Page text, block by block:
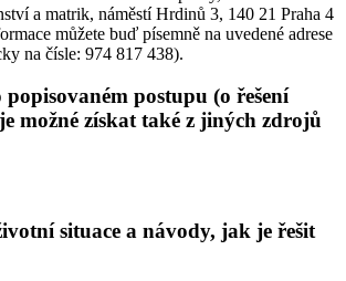
a matrik, náměstí Hrdinů 3, 140 21 Praha 4
můžete buď písemně na uvedené adrese
na čísle: 974 817 438).
postupu (o řešení
možné získat také z jiných zdrojů
situace a návody, jak je řešit